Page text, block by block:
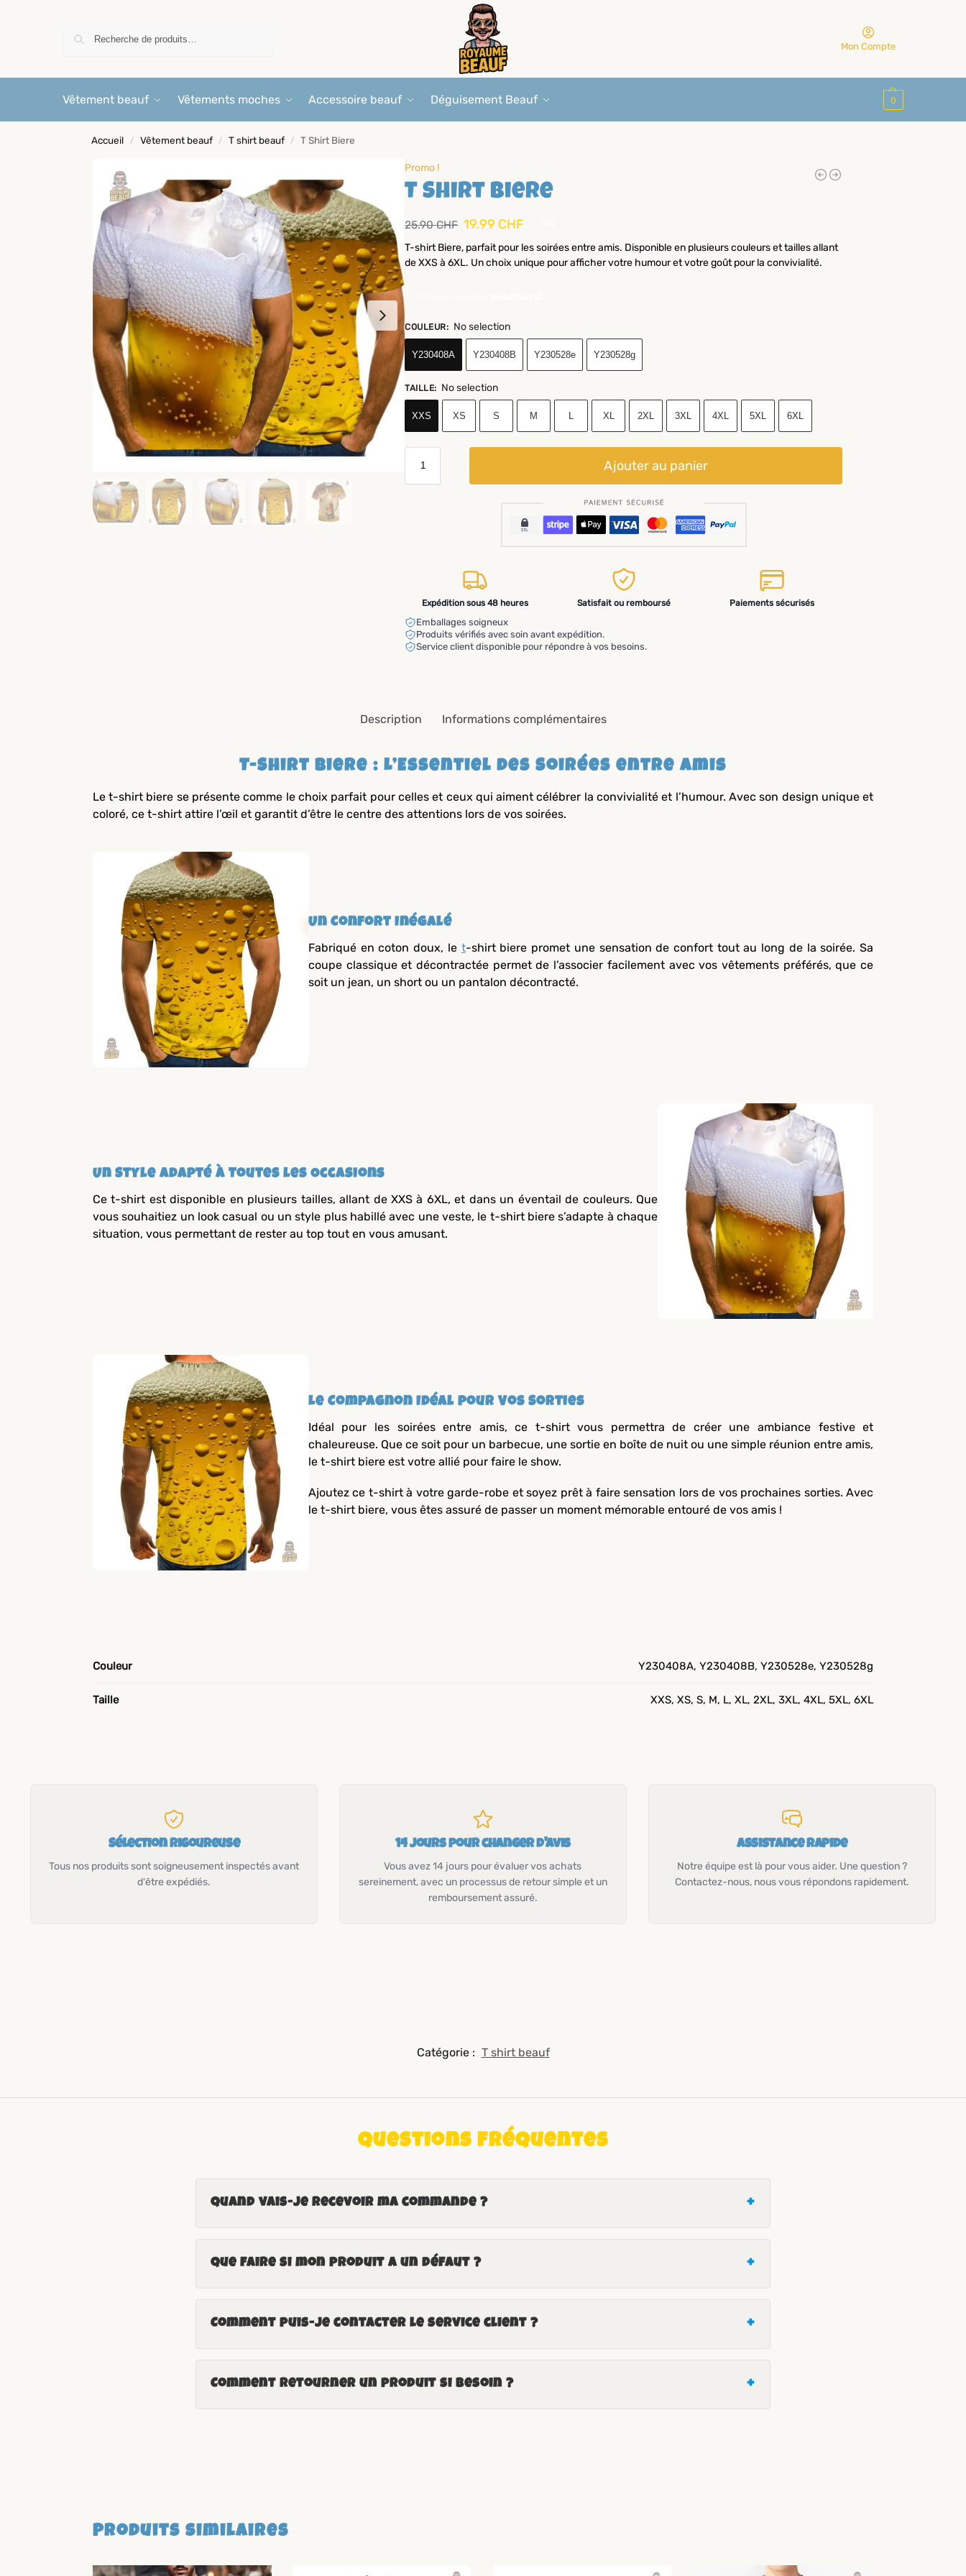
Mon Compte
Vêtement beauf Vêtements moches Accessoire beauf Déguisement Beauf 0
Accueil / Vêtement beauf / T shirt beauf / T Shirt Biere
Promo !
T Shirt Biere
25.90CHF 19.99 CHF
T-shirt Biere, parfait pour les soirées entre amis. Disponible en plusieurs couleurs et tailles allant
de XXS à 6XL. Un choix unique pour afficher votre humour et votre goût pour la convivialité.
COULEUR: No selection
Y230408A Y230408B Y230528e Y230528g
TAILLE: No selection
XXS XS S M XL 2XL 3XL 4XL 5XL 6XL
Ajouter au panier
Expédition sous 48 heures Satisfait ou remboursé Paiements sécurisés
Emballages soigneux
Produits vérifiés avec soin avant expédition.
Service client disponible pour répondre à vos besoins.
Description Informations complémentaires
T-Shirt Biere : L’Essentiel des Soirées entre Amis
Le t-shirt biere se présente comme le choix parfait pour celles et ceux qui aiment célébrer la convivialité et l’humour. Avec son design unique et
coloré, ce t-shirt attire l’œil et garantit d’être le centre des attentions lors de vos soirées.
Un Confort Inégalé
Fabriqué en coton doux, le t-shirt biere promet une sensation de confort tout au long de la soirée. Sa
coupe classique et décontractée permet de l’associer facilement avec vos vêtements préférés, que ce
soit un jean, un short ou un pantalon décontracté.
Un Style Adapté à Toutes les Occasions
Ce t-shirt est disponible en plusieurs tailles, allant de XXS à 6XL, et dans un éventail de couleurs. Que
vous souhaitiez un look casual ou un style plus habillé avec une veste, le t-shirt biere s’adapte à chaque
situation, vous permettant de rester au top tout en vous amusant.
Le Compagnon Idéal pour Vos Sorties
Idéal pour les soirées entre amis, ce t-shirt vous permettra de créer une ambiance festive et
chaleureuse. Que ce soit pour un barbecue, une sortie en boîte de nuit ou une simple réunion entre amis,
le t-shirt biere est votre allié pour faire le show.
Ajoutez ce t-shirt à votre garde-robe et soyez prêt à faire sensation lors de vos prochaines sorties. Avec
le t-shirt biere, vous êtes assuré de passer un moment mémorable entouré de vos amis !
Couleur Y230408A, Y230408B, Y230528e, Y230528g
Taille XXS, XS, S, M, L, XL, 2XL, 3XL, 4XL, 5XL, 6XL
Sélection rigoureuse
Tous nos produits sont soigneusement inspectés avant
d'être expédiés.
14 jours pour changer d'avis
Vous avez 14 jours pour évaluer vos achats
sereinement, avec un processus de retour simple et un
remboursement assuré.
Assistance rapide
Notre équipe est là pour vous aider. Une question ?
Contactez-nous, nous vous répondons rapidement.
Catégorie : T shirt beauf
Questions fréquentes
Quand vais-je recevoir ma commande ?
Que faire si mon produit a un défaut ?
Comment puis-je contacter le service client ?
Comment retourner un produit si besoin ?
Produits similaires